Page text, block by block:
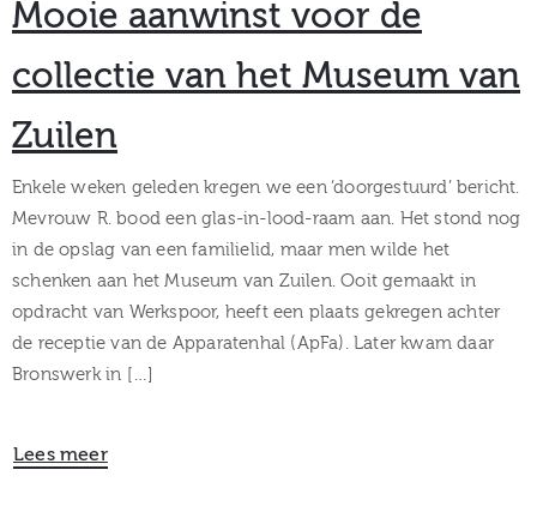
Mooie aanwinst voor de
collectie van het Museum van
Zuilen
Enkele weken geleden kregen we een ‘doorgestuurd’ bericht.
Mevrouw R. bood een glas-in-lood-raam aan. Het stond nog
in de opslag van een familielid, maar men wilde het
schenken aan het Museum van Zuilen. Ooit gemaakt in
opdracht van Werkspoor, heeft een plaats gekregen achter
de receptie van de Apparatenhal (ApFa). Later kwam daar
Bronswerk in […]
Lees meer